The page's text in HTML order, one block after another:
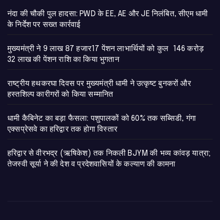
नंदा की चौकी पुल हादसा: PWD के EE, AE और JE निलंबित, सीएम धामी
के निर्देश पर सख्त कार्रवाई
मुख्यमंत्री ने 9 लाख 87 हजार17 पेंशन लाभार्थियों को कुल 146 करोड़
32 लाख की पेंशन राशि का किया भुगतान
राष्ट्रीय हथकरघा दिवस पर मुख्यमंत्री धामी ने उत्कृष्ट बुनकरों और
हस्तशिल्प कारीगरों को किया सम्मानित
​धामी कैबिनेट का बड़ा फैसला: पशुपालकों को 60% तक सब्सिडी, गंगा
एक्सप्रेसवे का हरिद्वार तक होगा विस्तार
​हरिद्वार से वीरभद्र (ऋषिकेश) तक निकली BJYM की भव्य कांवड़ यात्रा;
तेजस्वी सूर्या ने की देश व प्रदेशवासियों के कल्याण की कामना